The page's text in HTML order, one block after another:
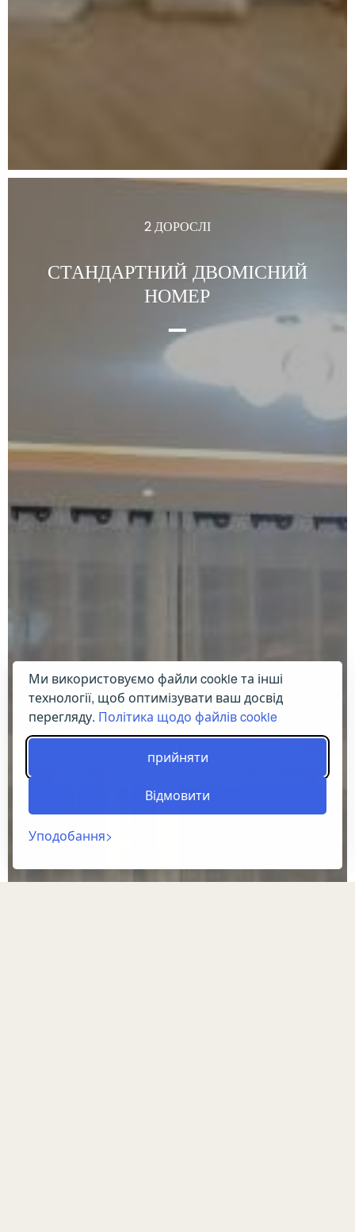
Ми використовуємо файли cookie та інші
технології, щоб оптимізувати ваш досвід
перегляду. Політика щодо файлів cookie
прийняти
Відмовити
Уподобання
2 ДОРОСЛІ
СТАНДАРТНИЙ ДВОМІСНИЙ
НОМЕР